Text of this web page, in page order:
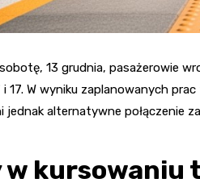
13 grudnia, pasażerowie
i 17. W wyniku zaplanowanych
jednak alternatywne połączenie
w kursowaniu